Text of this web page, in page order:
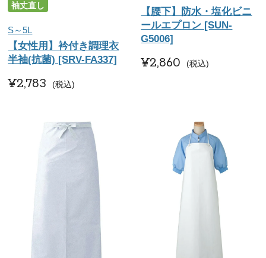
袖丈直し
S～5L
【女性用】衿付き調理衣
半袖(抗菌) [SRV-FA337]
¥2,783 税込
【腰下】防水・塩化ビニ
ールエプロン [SUN-
G5006]
¥2,860 税込